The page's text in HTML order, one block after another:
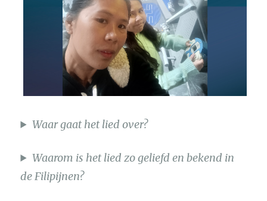
Waar gaat het lied over?
Waarom is het lied zo geliefd en bekend in
de Filipijnen?